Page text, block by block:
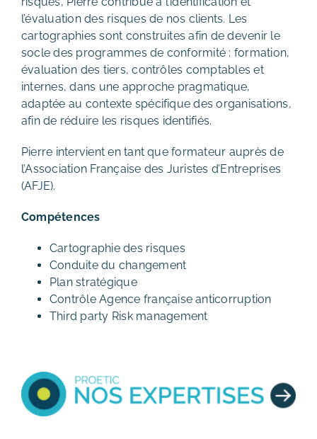
l’évaluation des risques de nos clients. Les
cartographies sont construites afin de devenir le
socle des programmes de conformité : formation,
évaluation des tiers, contrôles comptables et
internes, dans une approche pragmatique,
adaptée au contexte spécifique des organisations,
afin de réduire les risques identifiés.
Pierre intervient en tant que formateur auprès de
l’Association Française des Juristes d’Entreprises
(AFJE).
Compétences
Cartographie des risques
Conduite du changement
Plan stratégique
Contrôle Agence française anticorruption
Third party Risk management